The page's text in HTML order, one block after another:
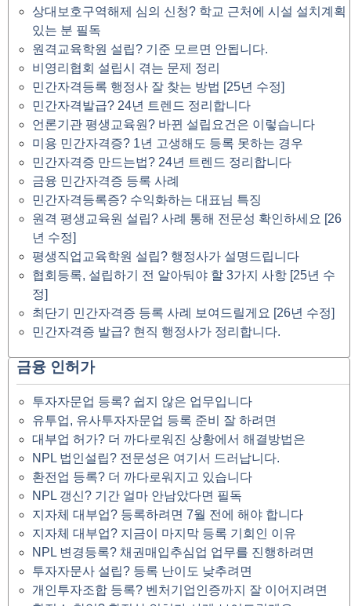
상대보호구역해제 심의 신청? 학교 근처에 시설 설치계획
있는 분 필독
원격교육학원 설립? 기준 모르면 안됩니다.
비영리협회 설립시 겪는 문제 정리
민간자격등록 행정사 잘 찾는 방법 [25년 수정]
민간자격발급? 24년 트렌드 정리합니다
언론기관 평생교육원? 바뀐 설립요건은 이렇습니다
미용 민간자격증? 1년 고생해도 등록 못하는 경우
민간자격증 만드는법? 24년 트렌드 정리합니다
금융 민간자격증 등록 사례
민간자격등록증? 수익화하는 대표님 특징
원격 평생교육원 설립? 사례 통해 전문성 확인하세요 [26
년 수정]
평생직업교육학원 설립? 행정사가 설명드립니다
협회등록, 설립하기 전 알아둬야 할 3가지 사항 [25년 수
정]
최단기 민간자격증 등록 사례 보여드릴게요 [26년 수정]
민간자격증 발급? 현직 행정사가 정리합니다.
금융 인허가
투자자문업 등록? 쉽지 않은 업무입니다
유투업, 유사투자자문업 등록 준비 잘 하려면
대부업 허가? 더 까다로워진 상황에서 해결방법은
NPL 법인설립? 전문성은 여기서 드러납니다.
환전업 등록? 더 까다로워지고 있습니다
NPL 갱신? 기간 얼마 안남았다면 필독
지자체 대부업? 등록하려면 7월 전에 해야 합니다
지자체 대부업? 지금이 마지막 등록 기회인 이유
NPL 변경등록? 채권매입추심업 업무를 진행하려면
투자자문사 설립? 등록 난이도 낮추려면
개인투자조합 등록? 벤처기업인증까지 잘 이어지려면